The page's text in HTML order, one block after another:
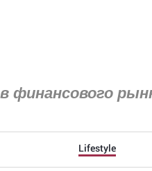
финансового
Lifestyle